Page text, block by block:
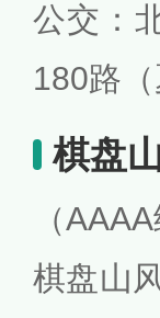
公交：
180路（
棋盘
（
棋盘山